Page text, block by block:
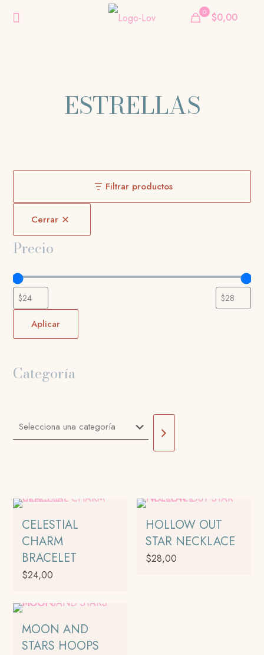
0 $0,00
ESTRELLAS
Filtrar productos
Cerrar
Precio
Aplicar
Categoría
Selecciona
una
CELESTIAL
CHARM
BRACELET
$24,00
HOLLOW OUT
STAR NECKLACE
$28,00
MOON AND
STARS HOOPS